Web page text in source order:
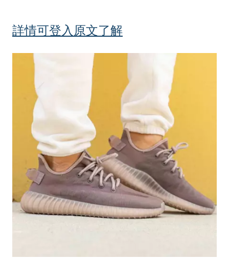
詳情可登入原文了解